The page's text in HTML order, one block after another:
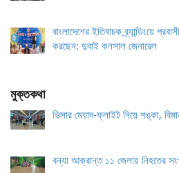
বাংলাদেশের ইতিবাচক ব্র্যান্ডিংয়ে
করছেন: দুবাই কনসাল জেনারেল
মুক্তকথা
ভিসার মেয়াদ-ফ্লাইট নিয়ে শঙ্কা,
বন্যা আক্রান্ত ১১ জেলায় নিহতের